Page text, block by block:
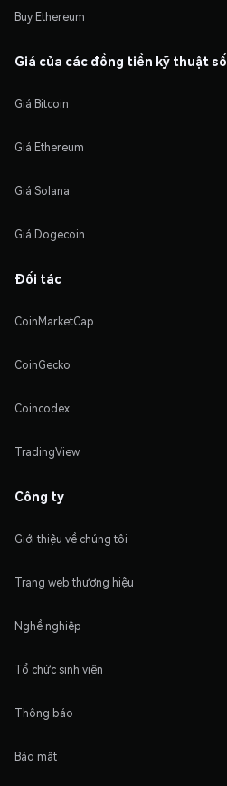
Buy Ethereum
Giá của các đồng tiền kỹ thuật số
Giá Bitcoin
Giá Ethereum
Giá Solana
Giá Dogecoin
Đối tác
CoinMarketCap
CoinGecko
Coincodex
TradingView
Công ty
Giới thiệu về chúng tôi
Trang web thương hiệu
Nghề nghiệp
Tổ chức sinh viên
Thông báo
Bảo mật